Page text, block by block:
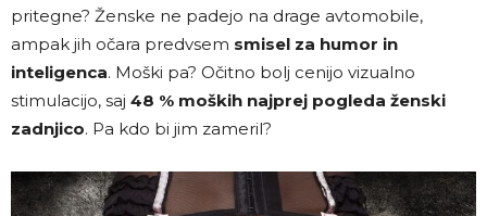
pritegne? Ženske ne padejo na drage avtomobile,
ampak jih očara predvsem smisel za humor in
inteligenca. Moški pa? Očitno bolj cenijo vizualno
stimulacijo, saj 48 % moških najprej pogleda ženski
zadnjico. Pa kdo bi jim zameril?